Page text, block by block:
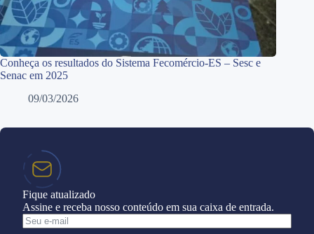
Conheça os resultados do Sistema Fecomércio-ES – Sesc e
Senac em 2025
09/03/2026
Fique atualizado
Assine e receba nosso conteúdo em sua caixa de entrada.